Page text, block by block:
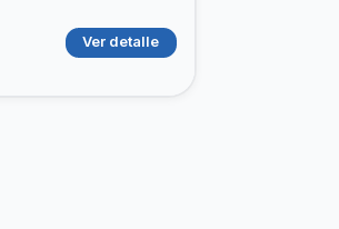
Ver detalle